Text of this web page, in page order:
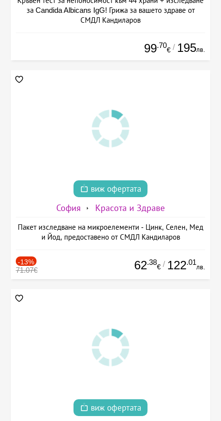
за Candida Albicans IgG! Грижа за вашето здраве от
СМДЛ Кандиларов
99.70
€ / 195лв.
виж офертата
София Красота и Здраве
Пакет изследване на микроелементи - Цинк, Селен, Мед
и Йод, предоставено от СМДЛ Кандиларов
-13%
71.07€ 62.38
€ / 122.01
лв.
виж офертата